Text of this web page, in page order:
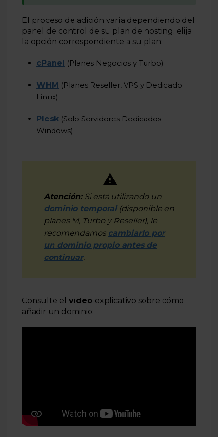
El proceso de adición varía dependiendo del
panel de control de su plan de hosting. elija
la opción correspondiente a su plan:
cPanel (Planes Negocios y Turbo)
WHM (Planes Reseller, VPS y Dedicado
Linux)
Plesk (Solo Servidores Dedicados
Windows)
Atención: Si está utilizando un
dominio temporal(disponible en
planes M, Turbo y Reseller), le
recomendamos cambiarlo por
un dominio propio antes de
continuar.
Consulte el vídeo explicativo sobre cómo
añadir un dominio: